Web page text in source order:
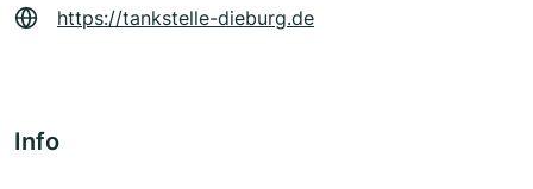
https://tankstelle-dieburg.de
Info